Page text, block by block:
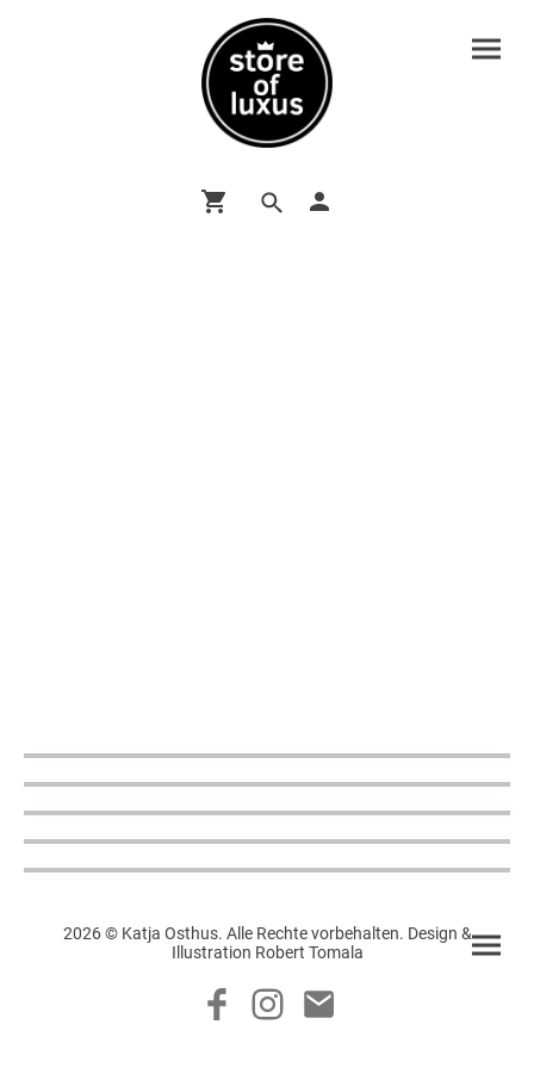
2026 © Katja Osthus. Alle Rechte vorbehalten. Design &
Illustration Robert Tomala